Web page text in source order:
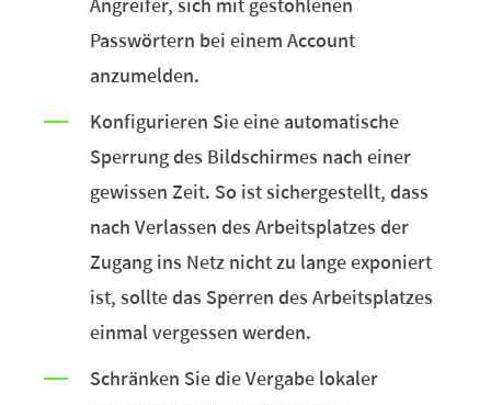
Angreifer, sich mit gestohlenen
Passwörtern bei einem Account
anzumelden.
Konfigurieren Sie eine automatische
Sperrung des Bildschirmes nach einer
gewissen Zeit. So ist sichergestellt, dass
nach Verlassen des Arbeitsplatzes der
Zugang ins Netz nicht zu lange exponiert
ist, sollte das Sperren des Arbeitsplatzes
einmal vergessen werden.
Schränken Sie die Vergabe lokaler